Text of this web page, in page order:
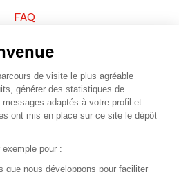
FAQ
vos produits
du site
Organisation SAFI
de visite le plus agréable
générer des statistiques de
adaptés à votre profil et
ont mis en place sur ce site le dépôt
pour :
que nous développons pour faciliter